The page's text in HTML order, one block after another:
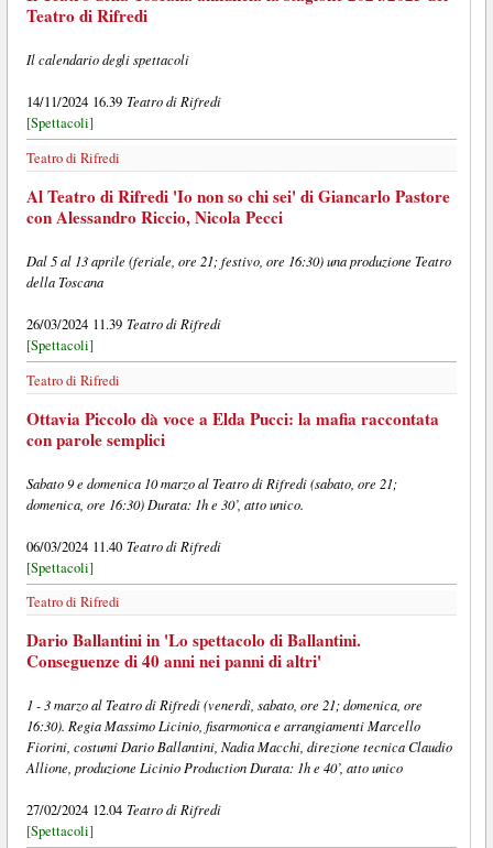
Teatro di Rifredi
Il calendario degli spettacoli
14/11/2024 16.39 Teatro di Rifredi
[Spettacoli]
Teatro di Rifredi
Al Teatro di Rifredi 'Io non so chi sei' di Giancarlo Pastore
con Alessandro Riccio, Nicola Pecci
Dal 5 al 13 aprile (feriale, ore 21; festivo, ore 16:30) una produzione Teatro
della Toscana
26/03/2024 11.39 Teatro di Rifredi
[Spettacoli]
Teatro di Rifredi
Ottavia Piccolo dà voce a Elda Pucci: la mafia raccontata
con parole semplici
Sabato 9 e domenica 10 marzo al Teatro di Rifredi (sabato, ore 21;
domenica, ore 16:30) Durata: 1h e 30’, atto unico.
06/03/2024 11.40 Teatro di Rifredi
[Spettacoli]
Teatro di Rifredi
Dario Ballantini in 'Lo spettacolo di Ballantini.
Conseguenze di 40 anni nei panni di altri'
1 - 3 marzo al Teatro di Rifredi (venerdì, sabato, ore 21; domenica, ore
16:30). Regia Massimo Licinio, fisarmonica e arrangiamenti Marcello
Fiorini, costumi Dario Ballantini, Nadia Macchi, direzione tecnica Claudio
Allione, produzione Licinio Production Durata: 1h e 40’, atto unico
27/02/2024 12.04 Teatro di Rifredi
[Spettacoli]